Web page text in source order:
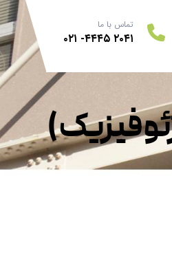
تماس با ما
۲۰۴۱ ۴۴۴۵- ۰۲۱